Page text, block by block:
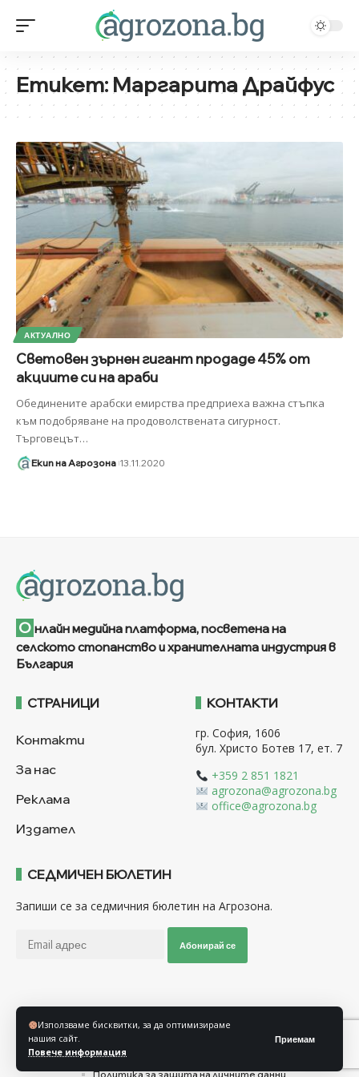
Използваме бисквитки, за да оптимизираме
нашия сайт.
Повече информация
Приемам
Етикет:Маргарита Драйфус
АКТУАЛНО
Световен зърнен гигант продаде 45% от
акциите си на араби
Обединените арабски емирства предприеха важна стъпка
към подобряване на продоволствената сигурност.
Търговецът…
Екип на Агрозона 13.11.2020
О нлайн медийна платформа, посветена на
селското стопанство и хранителната индустрия в
България
СТРАНИЦИ
Контакти
За нас
Реклама
Издател
КОНТАКТИ
гр. София, 1606
бул. Христо Ботев 17, ет. 7
+359 2 851 1821
agrozona@agrozona.bg
office@agrozona.bg
СЕДМИЧЕН БЮЛЕТИН
Запиши се за седмичния бюлетин на Агрозона.
Абонирай се
Общи условия
Политика за използване на “Бисквитки”
Политика за защита на личните данни